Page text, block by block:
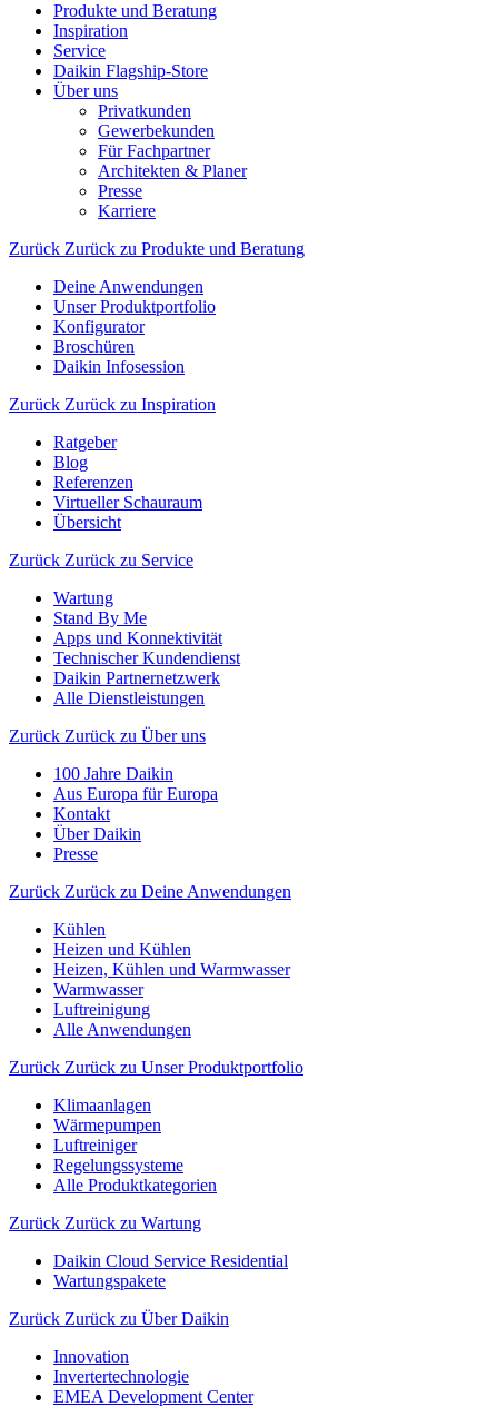
Produkte und Beratung
Inspiration
Service
Daikin Flagship-Store
Über uns
Privatkunden
Gewerbekunden
Für Fachpartner
Architekten & Planer
Presse
Karriere
Zurück Zurück zu Produkte und Beratung
Deine Anwendungen
Unser Produktportfolio
Konfigurator
Broschüren
Daikin Infosession
Zurück Zurück zu Inspiration
Ratgeber
Blog
Referenzen
Virtueller Schauraum
Übersicht
Zurück Zurück zu Service
Wartung
Stand By Me
Apps und Konnektivität
Technischer Kundendienst
Daikin Partnernetzwerk
Alle Dienstleistungen
Zurück Zurück zu Über uns
100 Jahre Daikin
Aus Europa für Europa
Kontakt
Über Daikin
Presse
Zurück Zurück zu Deine Anwendungen
Kühlen
Heizen und Kühlen
Heizen, Kühlen und Warmwasser
Warmwasser
Luftreinigung
Alle Anwendungen
Zurück Zurück zu Unser Produktportfolio
Klimaanlagen
Wärmepumpen
Luftreiniger
Regelungssysteme
Alle Produktkategorien
Zurück Zurück zu Wartung
Daikin Cloud Service Residential
Wartungspakete
Zurück Zurück zu Über Daikin
Innovation
Invertertechnologie
EMEA Development Center